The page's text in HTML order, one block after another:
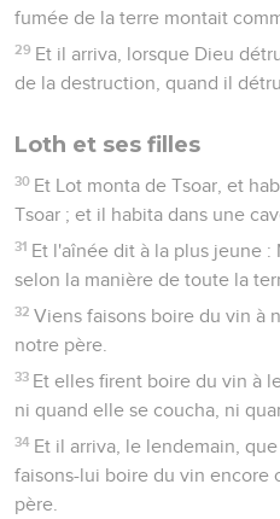
fumée de la terre montait
29 Et il arriva, lorsque Dieu
de la destruction, quand il
Loth et ses filles
30 Et Lot monta de Tsoar, et
Tsoar ; et il habita dans une
31 Et l'aînée dit à la plus jeune
selon la manière de toute la
32 Viens faisons boire du vin à
notre père.
33 Et elles firent boire du vin à
ni quand elle se coucha, ni
34 Et il arriva, le lendemain,
faisons-lui boire du vin encore
père.